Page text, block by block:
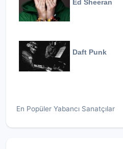
Ed Sheeran
Daft Punk
En Popüler Yabancı Sanatçılar